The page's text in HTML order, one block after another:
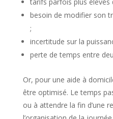
besoin de modifier son
;
incertitude sur la
perte de temps entre
Or, pour une aide à
être optimisé. Le temps
ou à attendre la fin d’une